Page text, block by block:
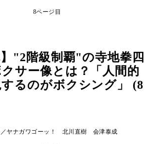
8ページ目
】"2階級制覇"の寺地拳四
サー像とは？「人間的
るのがボクシング」 (8
ヤナガワゴーッ！ 北川直樹 会津泰成